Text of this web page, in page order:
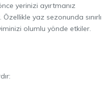
yerinizi ayırtmanız
yaz sezonunda sınırlı
olumlu yönde etkiler.